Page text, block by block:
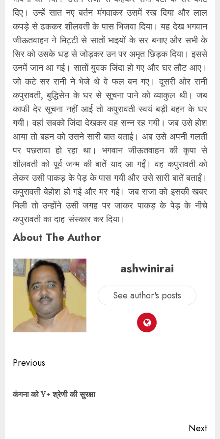
दिए। उन्‍हें सात नए बर्तन मंगवाकर उसमें रख दिया और लाल
कपड़े से ढककर शीलवती के पास भिजवा दिया। यह देख भगवान
जीऊतवाहन ने मिट्टी से सातों भाइयों के सर बनाए और सभी के
सिर को उसके धड़ से जोड़कर उन पर अमृत छिड़क दिया। इससे
उनमें जान आ गई। सातों युवक जिंदा हो गए और घर लौट आए।
जो कटे सर रानी ने भेजे थे वे फल बन गए। दूसरी ओर रानी
कपुरावती, बुद्धिसेन के घर से सूचना पाने को व्याकुल थी। जब
काफी देर सूचना नहीं आई तो कपुरावती स्वयं बड़ी बहन के घर
गयी। वहां सबको जिंदा देखकर वह सन्न रह गयी। जब उसे होश
आया तो बहन को उसने सारी बात बताई। अब उसे अपनी गलती
पर पछतावा हो रहा था। भगवान जीऊतवाहन की कृपा से
शीलवती को पूर्व जन्म की बातें याद आ गईं। वह कपुरावती को
लेकर उसी पाकड़ के पेड़ के पास गयी और उसे सारी बातें बताईं।
कपुरावती बेहोश हो गई और मर गई। जब राजा को इसकी खबर
मिली तो उन्‍होंने उसी जगह पर जाकर पाकड़ के पेड़ के नीचे
कपुरावती का दाह-संस्कार कर दिया।
About The Author
ashwinirai
See author's posts
Previous
कंगना को Y+ श्रेणी की सुरक्षा
Next